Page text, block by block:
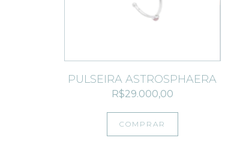
PULSEIRA ASTROSPHAERA
R$29.000,00
COMPRAR